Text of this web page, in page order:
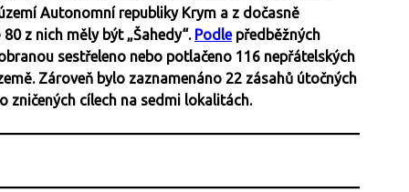
Autonomní republiky Krym a z dočasně
z nich měly být „Šahedy“. Podlepředběžných
sestřeleno nebo potlačeno 116 nepřátelských
Zároveň bylo zaznamenáno 22 zásahů útočných
zničených cílech na sedmi lokalitách.